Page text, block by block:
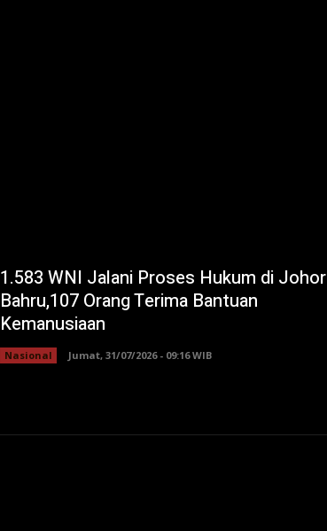
1.583 WNI Jalani Proses Hukum di Johor
Bahru,107 Orang Terima Bantuan
Kemanusiaan
Nasional Jumat, 31/07/2026 - 09:16 WIB